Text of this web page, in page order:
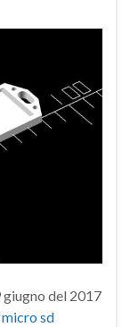
giugno del 2017
sd